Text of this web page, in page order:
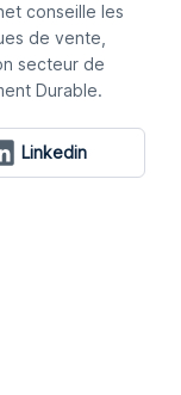
conseille les
de vente,
secteur de
Durable.
Linkedin